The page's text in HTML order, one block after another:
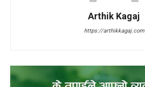
Arthik Kagaj
https://arthikkagaj.com